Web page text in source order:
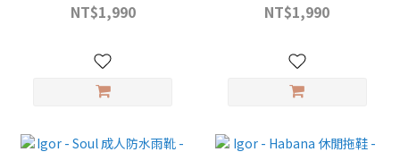
NT$1,990 NT$1,990